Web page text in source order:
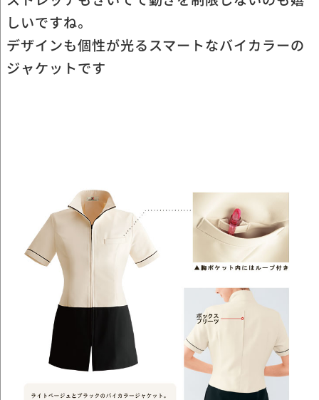
しいですね。
デザインも個性が光るスマートなバイカラーの
ジャケットです